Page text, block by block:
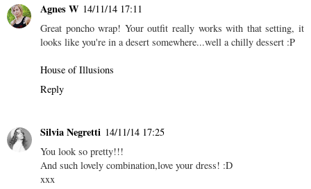
Agnes W 14/11/14 17:11
Great poncho wrap! Your outfit really works with that setting, it
looks like you're in a desert somewhere...well a chilly dessert :P
House of Illusions
Reply
Silvia Negretti 14/11/14 17:25
You look so pretty!!!
And such lovely combination,love your dress! :D
xxx